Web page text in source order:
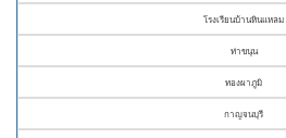
โรงเรียนบ้านหินแหลม
ท่าขนุน
ทองผาภูมิ
กาญจนบุรี